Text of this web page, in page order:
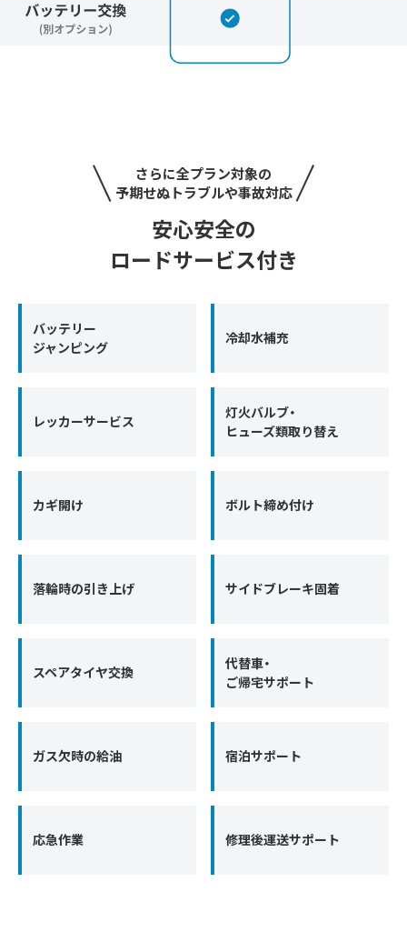
さらに全プラン対象の
予期せぬトラブルや事故対応
安心安全の
ロードサービス付き
バッテリー
ジャンピング
冷却水補充
レッカーサービス
灯火バルブ・
ヒューズ類取り替え
カギ開け ボルト締め付け
落輪時の引き上げ サイドブレーキ固着
スペアタイヤ交換
代替車・
ご帰宅サポート
ガス欠時の給油 宿泊サポート
応急作業 修理後運送サポート